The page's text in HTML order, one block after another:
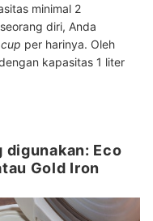
minimal 2
diri, Anda
cup per harinya. Oleh
kapasitas 1 liter
Eco
Gold Iron